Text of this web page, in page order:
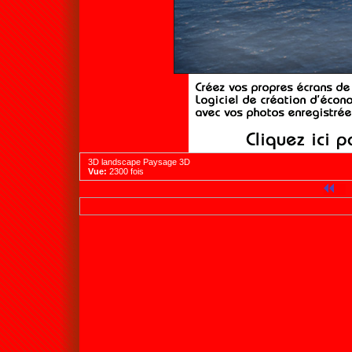
3D landscape Paysage 3D
Vue: 2300 fois